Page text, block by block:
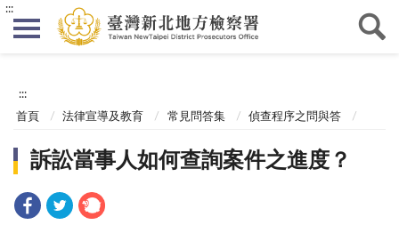
:::
:::
首頁 法律宣導及教育 常見問答集 偵查程序之問與答
訴訟當事人如何查詢案件之進度？